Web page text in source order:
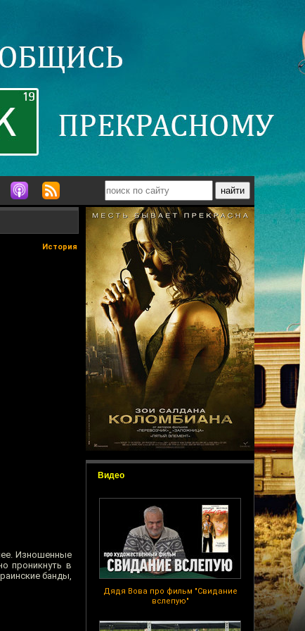
Видео
Дядя Вова про фильм "Свидание
вслепую"
История
Изношенные
проникнуть в
банды,